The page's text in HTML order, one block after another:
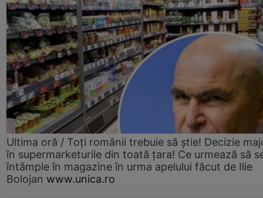
Ultima oră / Toți românii trebuie să știe! Decizie
în supermarketurile din toată țara! Ce urmează să
întâmple în magazine în urma apelului făcut de Ilie
Bolojan www.unica.ro